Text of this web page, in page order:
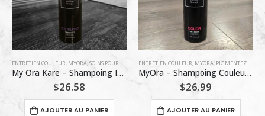
ENTRETIEN COULEUR, MYORA,SOINS POUR BLONDES
My Ora Kare – Shampoing Ice Blond Vitamina A&C 236 ml
$26.58
AJOUTER AU PANIER
ENTRETIEN COULEUR, MYORA, PIGMENTEZ VOTRE COULEUR !
MyOra – Shampoing Couleur Soie et Sericine 236ml 8Oz.
$26.99
AJOUTER AU PANIER